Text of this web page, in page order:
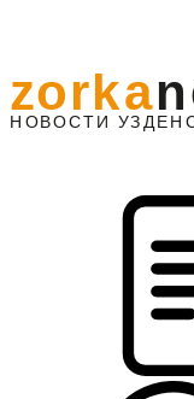
НО ВОСТИ У
zorkan